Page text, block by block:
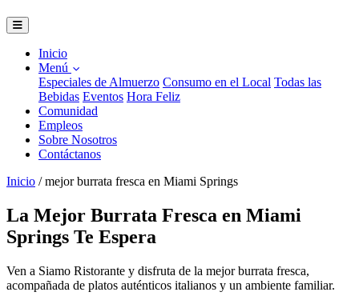
Inicio
Menú
Especiales de Almuerzo Consumo en el Local Todas las
Bebidas Eventos Hora Feliz
Comunidad
Empleos
Sobre Nosotros
Contáctanos
Inicio / mejor burrata fresca en Miami Springs
La Mejor Burrata Fresca en Miami
Springs Te Espera
Ven a Siamo Ristorante y disfruta de la mejor burrata fresca,
acompañada de platos auténticos italianos y un ambiente familiar.